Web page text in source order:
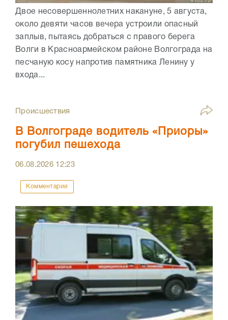
Двое несовершеннолетних накануне, 5 августа,
около девяти часов вечера устроили опасный
заплыв, пытаясь добраться с правого берега
Волги в Красноармейском районе Волгограда на
песчаную косу напротив памятника Ленину у
входа...
Происшествия
В Волгограде водитель «Приоры»
погубил пешехода
06.08.2026 12:23
Комментарии